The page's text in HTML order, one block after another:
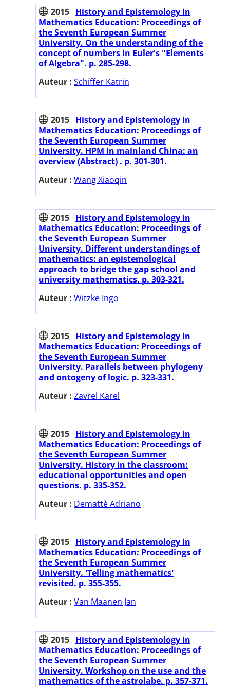
2015 History and Epistemology in
Mathematics Education: Proceedings of
the Seventh European Summer
University. On the understanding of the
concept of numbers in Euler's "Elements
of Algebra". p. 285-298.
Auteur : Schiffer Katrin
2015 History and Epistemology in
Mathematics Education: Proceedings of
the Seventh European Summer
University. HPM in mainland China: an
overview (Abstract) . p. 301-301.
Auteur : Wang Xiaoqin
2015 History and Epistemology in
Mathematics Education: Proceedings of
the Seventh European Summer
University. Different understandings of
mathematics: an epistemological
approach to bridge the gap school and
university mathematics. p. 303-321.
Auteur : Witzke Ingo
2015 History and Epistemology in
Mathematics Education: Proceedings of
the Seventh European Summer
University. Parallels between phylogeny
and ontogeny of logic. p. 323-331.
Auteur : Zavrel Karel
2015 History and Epistemology in
Mathematics Education: Proceedings of
the Seventh European Summer
University. History in the classroom:
educational opportunities and open
questions. p. 335-352.
Auteur : Demattè Adriano
2015 History and Epistemology in
Mathematics Education: Proceedings of
the Seventh European Summer
University. 'Telling mathematics'
revisited. p. 355-355.
Auteur : Van Maanen Jan
2015 History and Epistemology in
Mathematics Education: Proceedings of
the Seventh European Summer
University. Workshop on the use and the
mathematics of the astrolabe. p. 357-371.